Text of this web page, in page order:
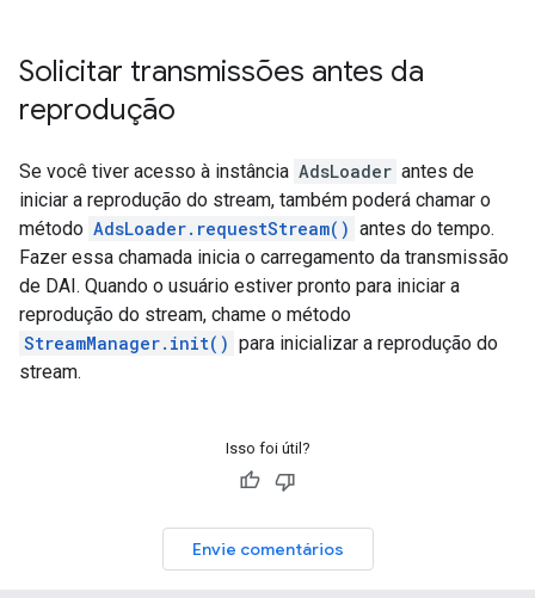
Solicitar transmissões antes da
reprodução
Se você tiver acesso à instância AdsLoader antes de
iniciar a reprodução do stream, também poderá chamar o
método AdsLoader.requestStream() antes do tempo.
Fazer essa chamada inicia o carregamento da transmissão
de DAI. Quando o usuário estiver pronto para iniciar a
reprodução do stream, chame o método
StreamManager.init() para inicializar a reprodução do
stream.
Isso foi útil?
Envie comentários